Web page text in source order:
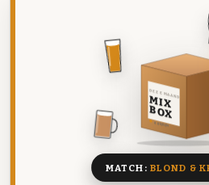
DEZE MAAND
MIX
BOX
8 BIEREN
MATCH: BLOND &